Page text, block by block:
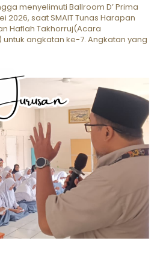
menyelimuti Ballroom D’ Prima
2026, saat SMAIT Tunas Harapan
Haflah Takhorruj(Acara
angkatan ke-7. Angkatan yang